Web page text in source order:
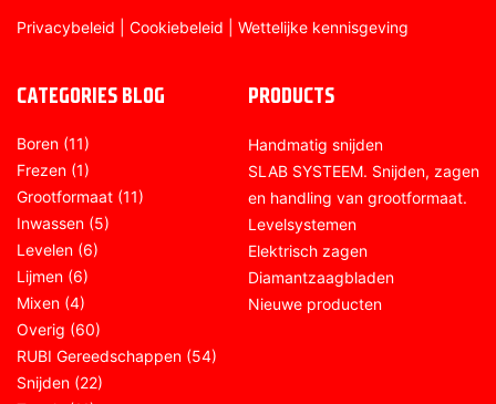
Privacybeleid Cookiebeleid Wettelijke kennisgeving
CATEGORIES BLOG
Boren (11)
Frezen (1)
Grootformaat (11)
Inwassen (5)
Levelen (6)
Lijmen (6)
Mixen (4)
Overig (60)
RUBI Gereedschappen (54)
Snijden (22)
PRODUCTS
Handmatig snijden
SLAB SYSTEEM. Snijden, zagen
en handling van grootformaat.
Levelsystemen
Elektrisch zagen
Diamantzaagbladen
Nieuwe producten